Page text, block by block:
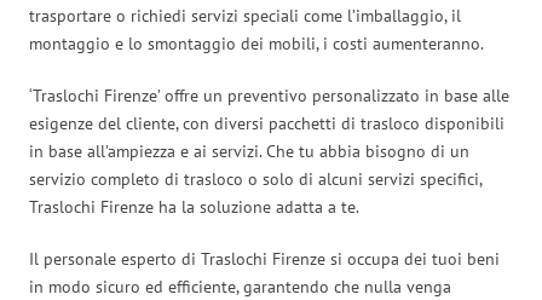
trasportare o richiedi servizi speciali come l’imballaggio, il
montaggio e lo smontaggio dei mobili, i costi aumenteranno.
‘Traslochi Firenze’ offre un preventivo personalizzato in base alle
esigenze del cliente, con diversi pacchetti di trasloco disponibili
in base all’ampiezza e ai servizi. Che tu abbia bisogno di un
servizio completo di trasloco o solo di alcuni servizi specifici,
Traslochi Firenze ha la soluzione adatta a te.
Il personale esperto di Traslochi Firenze si occupa dei tuoi beni
in modo sicuro ed efficiente, garantendo che nulla venga